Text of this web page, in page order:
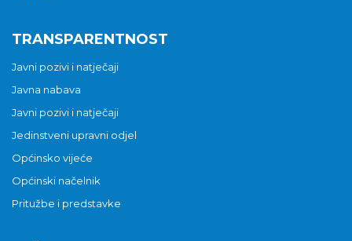
TRANSPARENTNOST
Javni pozivi i natječaji
Javna nabava
Javni pozivi i natječaji
Jedinstveni upravni odjel
Općinsko vijeće
Općinski načelnik
Pritužbe i predstavke